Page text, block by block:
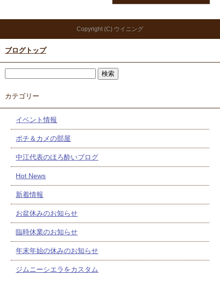
Copyright (C) ウイニング
ブログトップ
カテゴリー
イベント情報
ポチ＆カメの部屋
中江代表のほろ酔いブログ
Hot News
新着情報
お盆休みのお知らせ
臨時休業のお知らせ
年末年始の休みのお知らせ
ジムニーシエラをカスタム